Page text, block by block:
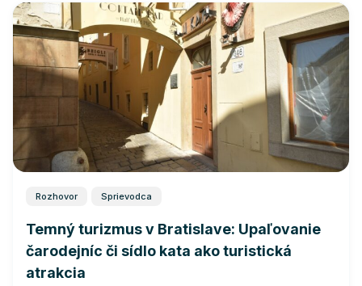
Rozhovor Sprievodca
Temný turizmus v Bratislave: Upaľovanie
čarodejníc či sídlo kata ako turistická
atrakcia